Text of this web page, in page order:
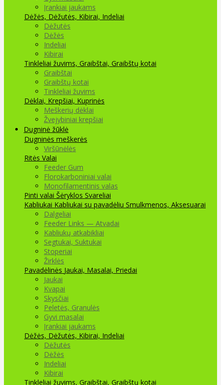
Įrankiai jaukams
Dėžės, Dėžutės, Kibirai, Indeliai
Dėžutės
Dėžės
Indeliai
Kibirai
Tinkleliai žuvims, Graibštai, Graibštų kotai
Graibštai
Graibštų kotai
Tinkleliai žuvims
Dėklai, Krepšiai, Kuprinės
Meškerių dėklai
Žvejybiniai krepšiai
Dugninė žūklė
Dugninės meškerės
Viršūnėlės
Ritės Valai
Feeder Gum
Florokarboniniai valai
Monofilamentinis valas
Pinti valai Šėryklos Svareliai
Kabliukai Kabliukai su pavadėliu Smulkmenos, Aksesuarai
Dalgeliai
Feeder Links — Atvadai
Kabliukų atkabikliai
Segtukai, Suktukai
Stoperiai
Žirklės
Pavadėlinės Jaukai, Masalai, Priedai
Jaukai
Kvapai
Skysčiai
Peletės, Granulės
Gyvi masalai
Įrankiai jaukams
Dėžės, Dėžutės, Kibirai, Indeliai
Dėžutės
Dėžės
Indeliai
Kibirai
Tinkleliai žuvims, Graibštai, Graibštų kotai